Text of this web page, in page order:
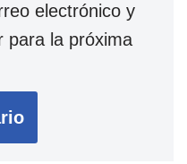
electrónico y
para la próxima